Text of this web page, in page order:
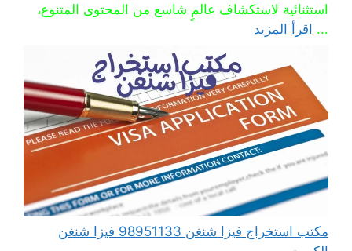
استثنائية لاستكشاف عالمٍ شاسع من المحتوى المتنوع،
... اقرأ المزيد
مكتب استخراج فيزا شنغن 98951133 فيزا شنغن